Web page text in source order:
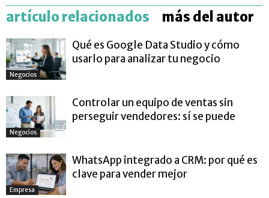
artículo relacionados más del autor
Negocios
Qué es Google Data Studio y cómo
usarlo para analizar tu negocio
Negocios
Controlar un equipo de ventas sin
perseguir vendedores: sí se puede
Empresa
WhatsApp integrado a CRM: por qué es
clave para vender mejor